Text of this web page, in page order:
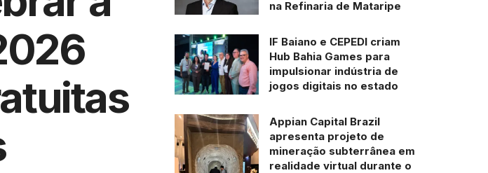
na Refinaria de Mataripe
IF Baiano e CEPEDI criam
Hub Bahia Games para
impulsionar indústria de
jogos digitais no estado
Appian Capital Brazil
apresenta projeto de
mineração subterrânea em
realidade virtual durante o